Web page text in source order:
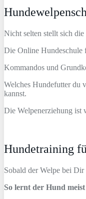
Nicht selten stellt sich
Die Online Hundeschule
Kommandos und
Welches Hundefutter du
kannst.
Die Welpenerziehung ist
Hundetraining
Sobald der Welpe bei
So lernt der Hund